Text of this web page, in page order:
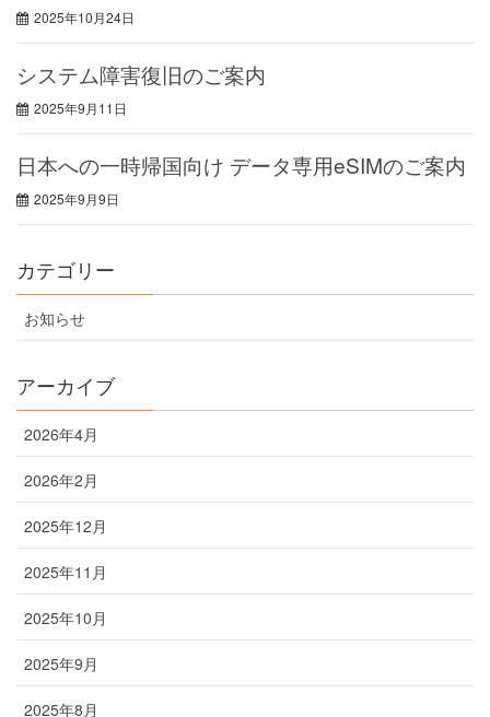
2025年10月24日
システム障害復旧のご案内
2025年9月11日
日本への一時帰国向け データ専用eSIMのご案内
2025年9月9日
カテゴリー
お知らせ
アーカイブ
2026年4月
2026年2月
2025年12月
2025年11月
2025年10月
2025年9月
2025年8月